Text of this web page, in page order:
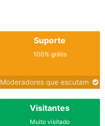
Suporte
100% grátis
Moderadores que escutam
Visitantes
Muito visitado